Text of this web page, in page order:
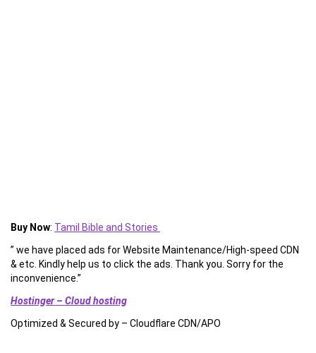
Buy Now: Tamil Bible and Stories
” we have placed ads for Website Maintenance/High-speed CDN
& etc. Kindly help us to click the ads. Thank you. Sorry for the
inconvenience.”
Hostinger – Cloud hosting
Optimized & Secured by – Cloudflare CDN/APO